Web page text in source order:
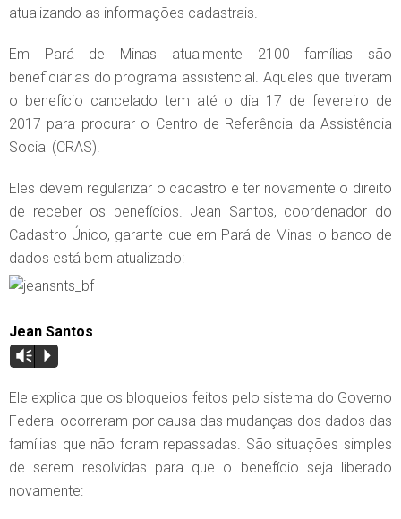
atualizando as informações cadastrais.
Em Pará de Minas atualmente 2100 famílias são
beneficiárias do programa assistencial. Aqueles que tiveram
o benefício cancelado tem até o dia 17 de fevereiro de
2017 para procurar o Centro de Referência da Assistência
Social (CRAS).
Eles devem regularizar o cadastro e ter novamente o direito
de receber os benefícios. Jean Santos, coordenador do
Cadastro Único, garante que em Pará de Minas o banco de
dados está bem atualizado:
Jean Santos
Vm P
Ele explica que os bloqueios feitos pelo sistema do Governo
Federal ocorreram por causa das mudanças dos dados das
famílias que não foram repassadas. São situações simples
de serem resolvidas para que o benefício seja liberado
novamente: